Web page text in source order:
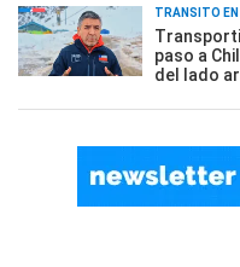
TRÁNSITO
paso a
del lado